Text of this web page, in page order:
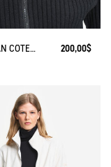
CARDIGAN CÔTELÉ EN COTON ET LAINE 200,00$